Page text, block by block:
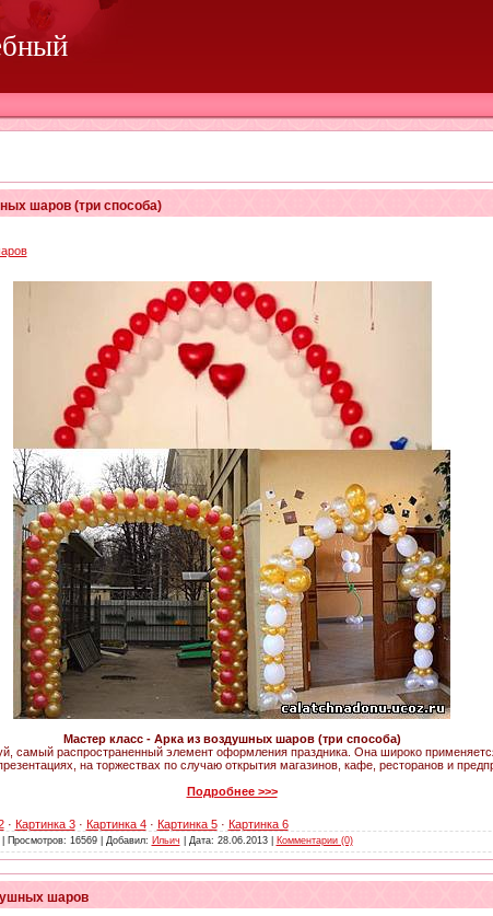
шаров (три способа)
Мастер класс - Арка из воздушных шаров (три способа)
самый распространенный элемент оформления праздника. Она широко
на торжествах по случаю открытия магазинов, кафе, ресторанов и
Подробнее >>>
· Картинка 3· Картинка 4· Картинка 5· Картинка 6
Просмотров: 16569 | Добавил: Ильич | Дата: 28.06.2013| Комментарии (0)
шаров